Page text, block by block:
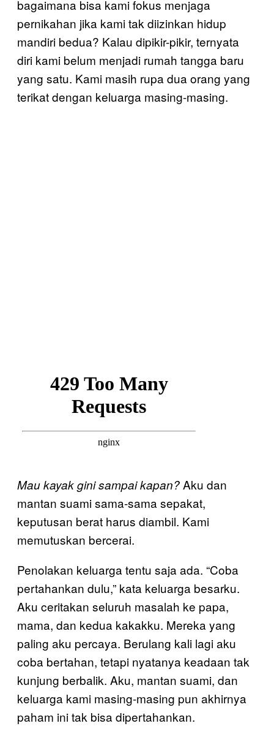
bagaimana bisa kami fokus menjaga
pernikahan jika kami tak diizinkan hidup
mandiri bedua? Kalau dipikir-pikir, ternyata
diri kami belum menjadi rumah tangga baru
yang satu. Kami masih rupa dua orang yang
terikat dengan keluarga masing-masing.
Mau kayak gini sampai kapan?Aku dan
mantan suami sama-sama sepakat,
keputusan berat harus diambil. Kami
memutuskan bercerai.
Penolakan keluarga tentu saja ada. “Coba
pertahankan dulu,” kata keluarga besarku.
Aku ceritakan seluruh masalah ke papa,
mama, dan kedua kakakku. Mereka yang
paling aku percaya. Berulang kali lagi aku
coba bertahan, tetapi nyatanya keadaan tak
kunjung berbalik. Aku, mantan suami, dan
keluarga kami masing-masing pun akhirnya
paham ini tak bisa dipertahankan.